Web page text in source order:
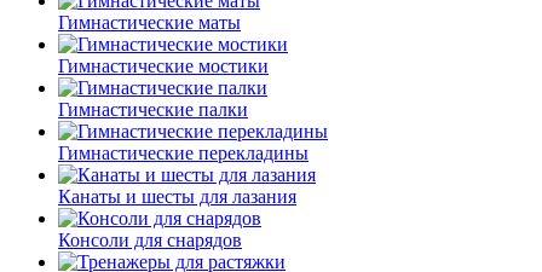
Гимнастические маты
Гимнастические мостики
Гимнастические палки
Гимнастические перекладины
Канаты и шесты для лазания
Консоли для снарядов